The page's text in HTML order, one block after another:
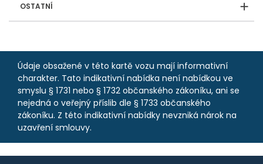
OSTATNÍ
Údaje obsažené v této kartě vozu mají informativní
charakter. Tato indikativní nabídka není nabídkou ve
smyslu § 1731 nebo § 1732 občanského zákoníku, ani se
nejedná o veřejný příslib dle § 1733 občanského
zákoníku. Z této indikativní nabídky nevzniká nárok na
uzavření smlouvy.